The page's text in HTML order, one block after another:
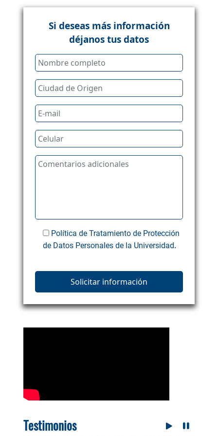
Si deseas más información
déjanos tus datos
Política de Tratamiento de Protección
de Datos Personales de la Universidad.
Testimonios